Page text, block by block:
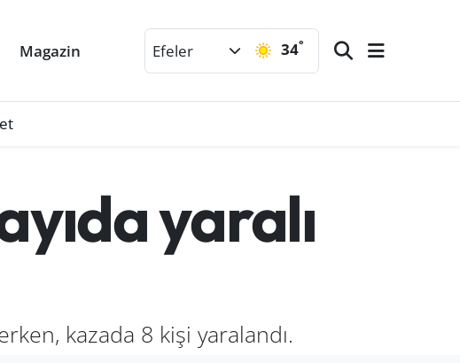
Magazin Efeler 34°
yaralı
kazada 8 kişi yaralandı.